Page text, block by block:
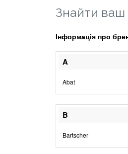
Знайти
Інформація про
A
Abat
B
Bartscher